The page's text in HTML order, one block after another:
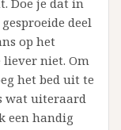
deel
op het
niet. Om
het bed uit te
wat uiteraard
een handig